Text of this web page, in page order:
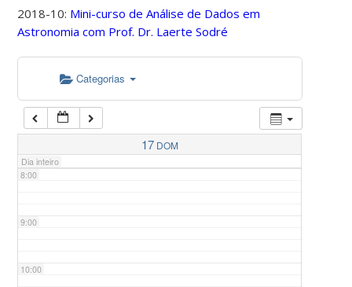
2018-10: Mini-curso de Análise de Dados em
Astronomia com Prof. Dr. Laerte Sodré
Categorias
17 DOM
Dia inteiro
5:00
7:00
8:00
9:00
10:00